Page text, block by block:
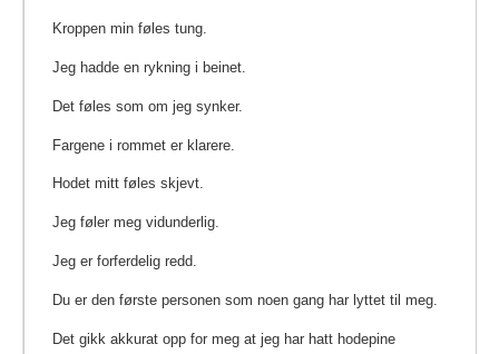
Kroppen min føles tung.
Jeg hadde en rykning i beinet.
Det føles som om jeg synker.
Fargene i rommet er klarere.
Hodet mitt føles skjevt.
Jeg føler meg vidunderlig.
Jeg er forferdelig redd.
Du er den første personen som noen gang har lyttet til meg.
Det gikk akkurat opp for meg at jeg har hatt hodepine